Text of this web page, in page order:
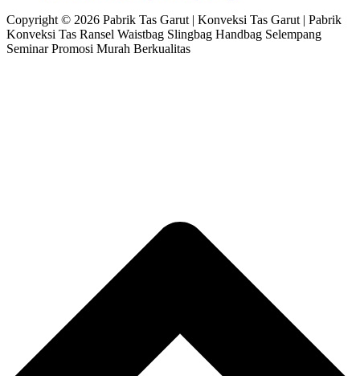
Copyright © 2026 Pabrik Tas Garut | Konveksi Tas Garut | Pabrik
Konveksi Tas Ransel Waistbag Slingbag Handbag Selempang
Seminar Promosi Murah Berkualitas